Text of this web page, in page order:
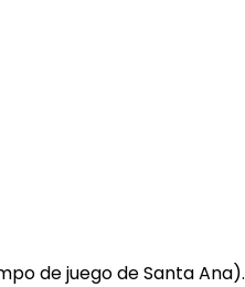
de juego de Santa Ana).